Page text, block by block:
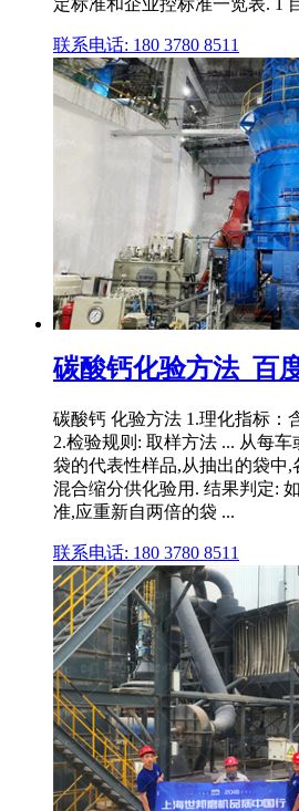
联系电话: 180 3780 8511
碳酸钙化验方法_百
碳酸钙 化验方法 1.理化指标：
2.检验规则: 取样方法 ... 从每
袋的代表性样品,从抽出的袋中,
混合缩分供化验用. 结果判定:
准,应重新自两倍的袋 ...
联系电话: 180 3780 8511